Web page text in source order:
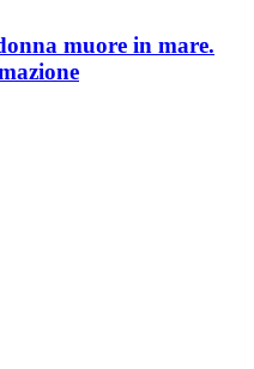
muore in mare.